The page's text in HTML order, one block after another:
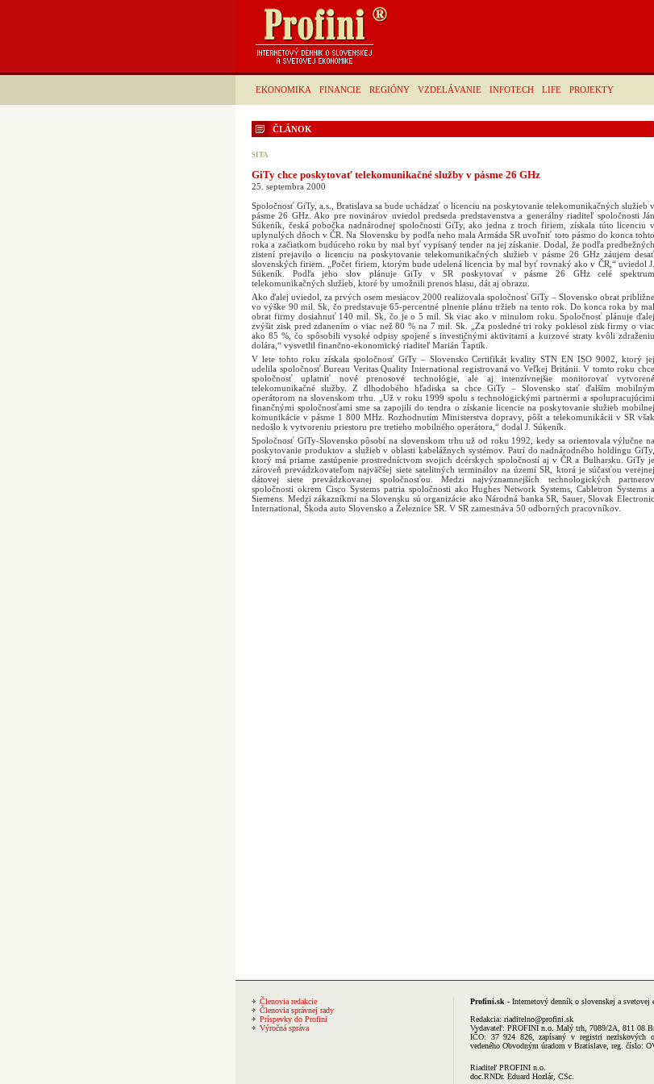
EKONOMIKA FINANCIE REGIÓNY VZDELÁVANIE INFOTECH LIFE PROJEKTY
ČLÁNOK
SITA
GiTy chce poskytovať telekomunikačné služby v pásme 26 GHz
25. septembra 2000
Spoločnosť GiTy, a.s., Bratislava sa bude uchádzať o licenciu na poskytovanie telekomunikačných služieb v
pásme 26 GHz. Ako pre novinárov uviedol predseda predstavenstva a generálny riaditeľ spoločnosti Ján
Súkeník, česká pobočka nadnárodnej spoločnosti GiTy, ako jedna z troch firiem, získala túto licenciu v
uplynulých dňoch v ČR. Na Slovensku by podľa neho mala Armáda SR uvoľniť toto pásmo do konca tohto
roka a začiatkom budúceho roku by mal byť vypísaný tender na jej získanie. Dodal, že podľa predbežných
zistení prejavilo o licenciu na poskytovanie telekomunikačných služieb v pásme 26 GHz záujem desať
slovenských firiem. „Počet firiem, ktorým bude udelená licencia by mal byť rovnaký ako v ČR,“ uviedol J.
Súkeník. Podľa jeho slov plánuje GiTy v SR poskytovať v pásme 26 GHz celé spektrum
telekomunikačných služieb, ktoré by umožnili prenos hlasu, dát aj obrazu.
Ako ďalej uviedol, za prvých osem mesiacov 2000 realizovala spoločnosť GiTy – Slovensko obrat približne
vo výške 90 mil. Sk, čo predstavuje 65-percentné plnenie plánu tržieb na tento rok. Do konca roka by mal
obrat firmy dosiahnuť 140 mil. Sk, čo je o 5 mil. Sk viac ako v minulom roku. Spoločnosť plánuje ďalej
zvýšit zisk pred zdanením o viac než 80 % na 7 mil. Sk. „Za posledné tri roky poklesol zisk firmy o viac
ako 85 %, čo spôsobili vysoké odpisy spojené s investičnými aktivitami a kurzové straty kvôli zdraženiu
dolára,“ vysvetlil finančno-ekonomický riaditeľ Marián Ťaptík.
V lete tohto roku získala spoločnosť GiTy – Slovensko Certifikát kvality STN EN ISO 9002, ktorý jej
udelila spoločnosť Bureau Veritas Quality International registrovaná vo Veľkej Británii. V tomto roku chce
spoločnosť uplatniť nové prenosové technológie, ale aj intenzívnejšie monitorovať vytvorené
telekomunikačné služby. Z dlhodobého hľadiska sa chce GiTy – Slovensko stať ďalším mobilným
operátorom na slovenskom trhu. „Už v roku 1999 spolu s technologickými partnermi a spolupracujúcimi
finančnými spoločnosťami sme sa zapojili do tendra o získanie licencie na poskytovanie služieb mobilnej
komunikácie v pásme 1 800 MHz. Rozhodnutím Ministerstva dopravy, pôšt a telekomunikácii v SR však
nedošlo k vytvoreniu priestoru pre tretieho mobilného operátora,“ dodal J. Súkeník.
Spoločnosť GiTy-Slovensko pôsobí na slovenskom trhu už od roku 1992, kedy sa orientovala výlučne na
poskytovanie produktov a služieb v oblasti kabelážnych systémov. Patrí do nadnárodného holdingu GiTy,
ktorý má priame zastúpenie prostredníctvom svojich dcérskych spoločností aj v ČR a Bulharsku. GiTy je
zároveň prevádzkovateľom najväčšej siete satelitných terminálov na území SR, ktorá je súčasťou verejnej
dátovej siete prevádzkovanej spoločnosťou. Medzi najvýznamnejších technologických partnerov
spoločnosti okrem Cisco Systems patria spoločnosti ako Hughes Network Systems, Cabletron Systems a
Siemens. Medzi zákazníkmi na Slovensku sú organizácie ako Národná banka SR, Sauer, Slovak Electronic
International, Škoda auto Slovensko a Železnice SR. V SR zamestnáva 50 odborných pracovníkov.
Členovia redakcie
Členovia správnej rady
Príspevky do Profini
Výročná správa
Profini.sk - Internetový denník o slovenskej a svetovej
Redakcia: riaditelno@profini.sk
Vydavateľ: PROFINI n.o. Malý trh, 7089/2A, 811 08
IČO: 37 924 826, zapísaný v registri neziskových
vedeného Obvodným úradom v Bratislave, reg. číslo:
Riaditeľ PROFINI n.o.
doc.RNDr. Eduard Hozlár, CSc.